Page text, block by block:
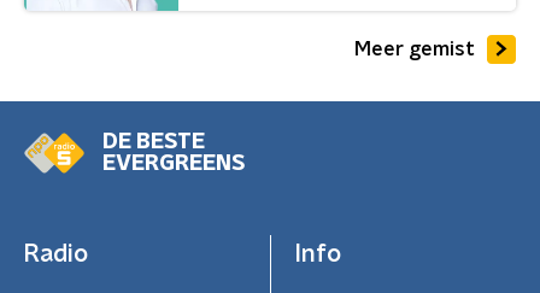
Meer gemist
DE BESTE
EVERGREENS
Radio Info